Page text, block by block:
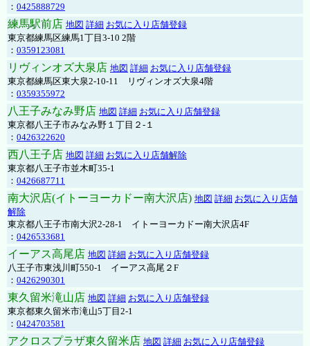
： 0425888729
練馬駅前店 地図 詳細 お気に入り店舗登録
東京都練馬区練馬1丁目3-10 2階
： 0359123081
リヴィンオズ大泉店 地図 詳細 お気に入り店舗登録
東京都練馬区東大泉2-10-11 リヴィンオズ大泉4階
： 0359355972
八王子みなみ野店 地図 詳細 お気に入り店舗登録
東京都八王子市みなみ野１丁目２-１
： 0426322620
西八王子店 地図 詳細 お気に入り店舗解除
東京都八王子市並木町35-1
： 0426687711
南大沢店(イトーヨーカドー南大沢店) 地図 詳細 お気に入り店舗
解除
東京都八王子市南大沢2-28-1 イトーヨーカドー南大沢店4F
： 0426533681
イーアス高尾店 地図 詳細 お気に入り店舗登録
八王子市東浅川町550-1 イーアス高尾２F
： 0426290301
東久留米滝山店 地図 詳細 お気に入り店舗登録
東京都東久留米市滝山5丁目2-1
： 0424703581
アクロスプラザ東久留米店 地図 詳細 お気に入り店舗登録